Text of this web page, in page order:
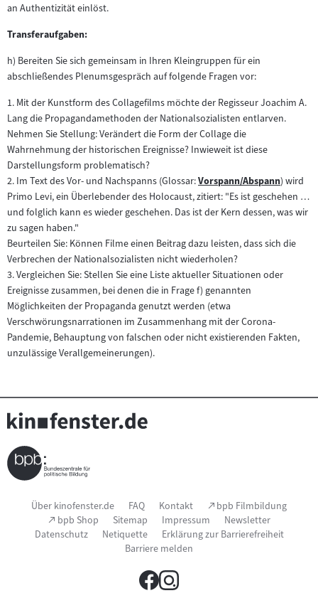
an Authentizität einlöst.
Transferaufgaben:
h) Bereiten Sie sich gemeinsam in Ihren Kleingruppen für ein
abschließendes Plenumsgespräch auf folgende Fragen vor:
1. Mit der Kunstform des Collagefilms möchte der Regisseur Joachim A.
Lang die Propagandamethoden der Nationalsozialisten entlarven.
Nehmen Sie Stellung: Verändert die Form der Collage die
Wahrnehmung der historischen Ereignisse? Inwieweit ist diese
Darstellungsform problematisch?
2. Im Text des Vor- und Nachspanns (Glossar:Zum
Inhalt:
Vorspann/Abspann) wird
Primo Levi, ein Überlebender des Holocaust, zitiert: "Es ist geschehen …
und folglich kann es wieder geschehen. Das ist der Kern dessen, was wir
zu sagen haben."
Beurteilen Sie: Können Filme einen Beitrag dazu leisten, dass sich die
Verbrechen der Nationalsozialisten nicht wiederholen?
3. Vergleichen Sie: Stellen Sie eine Liste aktueller Situationen oder
Ereignisse zusammen, bei denen die in Frage f) genannten
Möglichkeiten der Propaganda genutzt werden (etwa
Verschwörungsnarrationen im Zusammenhang mit der Corona-
Pandemie, Behauptung von falschen oder nicht existierenden Fakten,
unzulässige Verallgemeinerungen).
Seitenfußnavigation
Über kinofenster.de FAQ Kontakt (Link
öffnet
im
neuen
bpb Filmbildung
(Link
öffnet
im
bpb Shop Sitemap Impressum
Newsletter
Datenschutz
Netiquette
Erklärung zur Barrierefreiheit
Barriere melden